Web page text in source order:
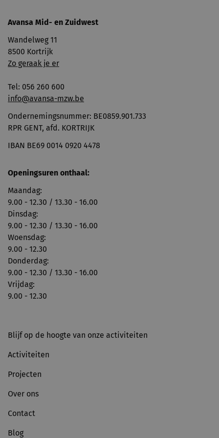
Avansa Mid- en Zuidwest
Wandelweg 11
8500 Kortrijk
Zo geraak je er
Tel: 056 260 600
info@avansa-mzw.be
Ondernemingsnummer: BE0859.901.733
RPR GENT, afd. KORTRIJK
IBAN BE69 0014 0920 4478
Openingsuren onthaal:
Maandag:
9.00 - 12.30 / 13.30 - 16.00
Dinsdag:
9.00 - 12.30 / 13.30 - 16.00
Woensdag:
9.00 - 12.30
Donderdag:
9.00 - 12.30 / 13.30 - 16.00
Vrijdag:
9.00 - 12.30
Blijf op de hoogte van onze activiteiten
Activiteiten
Projecten
Over ons
Contact
Blog